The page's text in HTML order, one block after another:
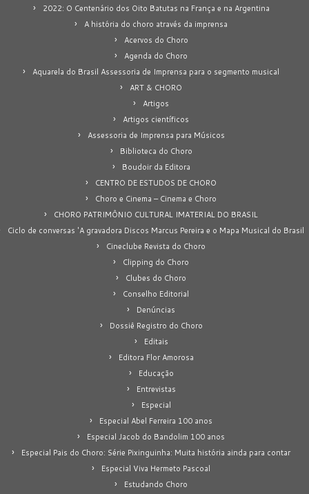
2022: O Centenário dos Oito Batutas na França e na Argentina
A história do choro através da imprensa
Acervos do Choro
Agenda do Choro
Aquarela do Brasil Assessoria de Imprensa para o segmento musical
ART & CHORO
Artigos
Artigos científicos
Assessoria de Imprensa para Músicos
Biblioteca do Choro
Boudoir da Editora
CENTRO DE ESTUDOS DE CHORO
Choro e Cinema – Cinema e Choro
CHORO PATRIMÔNIO CULTURAL IMATERIAL DO BRASIL
Ciclo de conversas 'A gravadora Discos Marcus Pereira e o Mapa Musical do Brasil
Cineclube Revista do Choro
Clipping do Choro
Clubes do Choro
Conselho Editorial
Denúncias
Dossiê Registro do Choro
Editais
Editora Flor Amorosa
Educação
Entrevistas
Especial
Especial Abel Ferreira 100 anos
Especial Jacob do Bandolim 100 anos
Especial Pais do Choro: Série Pixinguinha: Muita história ainda para contar
Especial Viva Hermeto Pascoal
Estudando Choro